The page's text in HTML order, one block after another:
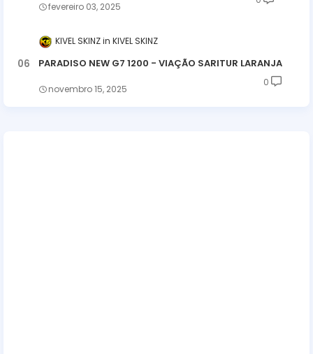
fevereiro 03, 2025
KIVEL SKINZ KIVEL SKINZ
PARADISO NEW G7 1200 - VIAÇÃO SARITUR LARANJA
novembro 15, 2025
0